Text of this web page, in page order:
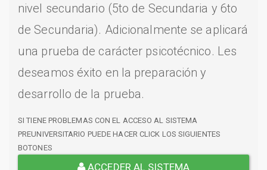
nivel secundario (5to de Secundaria y 6to
de Secundaria). Adicionalmente se aplicará
una prueba de carácter psicotécnico. Les
deseamos éxito en la preparación y
desarrollo de la prueba.
SI TIENE PROBLEMAS CON EL ACCESO AL SISTEMA
PREUNIVERSITARIO PUEDE HACER CLICK LOS SIGUIENTES
BOTONES
ACCEDER AL SISTEMA